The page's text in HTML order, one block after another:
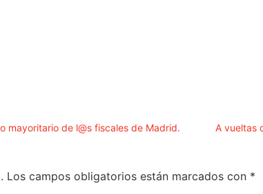
mayoritario de l@s fiscales de Madrid. A vueltas
Los campos obligatorios están marcados con *